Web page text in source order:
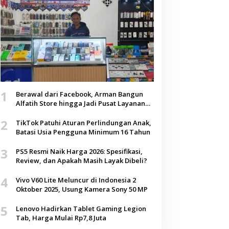
1
Berawal dari Facebook, Arman Bangun
Alfatih Store hingga Jadi Pusat Layanan
2
TikTok Patuhi Aturan Perlindungan Anak,
Batasi Usia Pengguna Minimum 16 Tahun
3
PS5 Resmi Naik Harga 2026: Spesifikasi,
Review, dan Apakah Masih Layak Dibeli?
4
Vivo V60 Lite Meluncur di Indonesia 2
Oktober 2025, Usung Kamera Sony 50 MP
5
Lenovo Hadirkan Tablet Gaming Legion
Tab, Harga Mulai Rp7,8 Juta